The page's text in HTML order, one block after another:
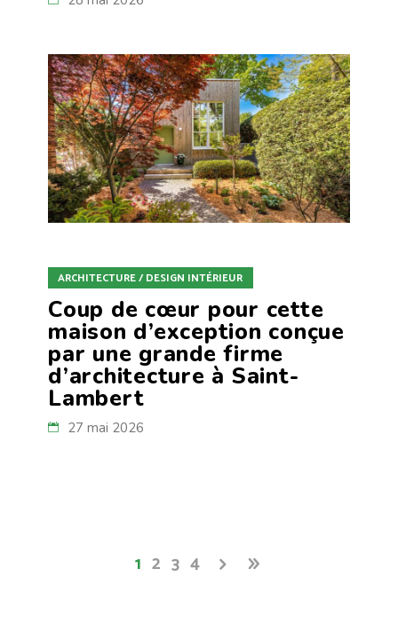
ARCHITECTURE / DESIGN INTÉRIEUR
Coup de cœur pour cette
maison d’exception conçue
par une grande firme
d’architecture à Saint-
Lambert
27 mai 2026
1 2 3 4